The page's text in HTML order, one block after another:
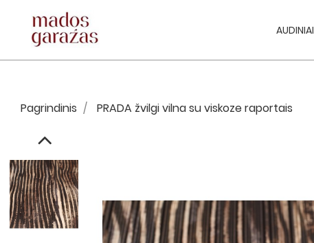
AUDINIAI
Pagrindinis PRADA žvilgi vilna su viskoze raportais